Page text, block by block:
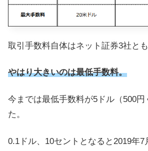
取引手数料自体はネット証券3社とも
やはり大きいのは最低手数料。
今までは最低手数料が5ドル（500円
た。
0.1ドル、10セントとなると2019年7